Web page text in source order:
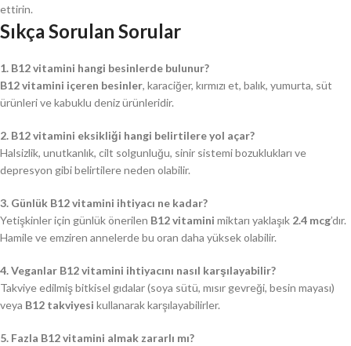
ettirin.
Sıkça Sorulan Sorular
1. B12 vitamini hangi besinlerde bulunur?
B12 vitamini içeren besinler, karaciğer, kırmızı et, balık, yumurta, süt
ürünleri ve kabuklu deniz ürünleridir.
2. B12 vitamini eksikliği hangi belirtilere yol açar?
Halsizlik, unutkanlık, cilt solgunluğu, sinir sistemi bozuklukları ve
depresyon gibi belirtilere neden olabilir.
3. Günlük B12 vitamini ihtiyacı ne kadar?
Yetişkinler için günlük önerilen B12 vitamini miktarı yaklaşık 2.4 mcg’dır.
Hamile ve emziren annelerde bu oran daha yüksek olabilir.
4. Veganlar B12 vitamini ihtiyacını nasıl karşılayabilir?
Takviye edilmiş bitkisel gıdalar (soya sütü, mısır gevreği, besin mayası)
veya B12 takviyesi kullanarak karşılayabilirler.
5. Fazla B12 vitamini almak zararlı mı?